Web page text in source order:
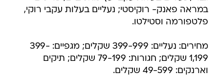
במראה פאנק- רוקיסטי; נעליים בעלות עקבי רוקי,
פלטפורמה וסטילטו.
מחירים: נעליים: 399-999 שקלים; מגפיים: 399-
1,199 שקלים; חגורות: 79-199 שקלים; תיקים
וארנקים: 49-599 שקלים.